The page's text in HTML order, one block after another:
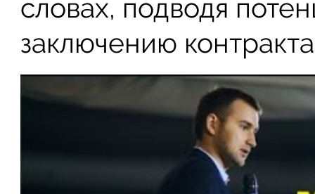
словах, подводя
заключению